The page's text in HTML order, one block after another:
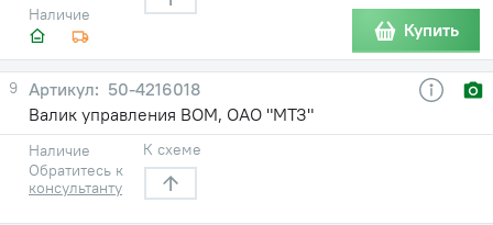
Наличие
Купить
9
50-4216018
Валик управления ВОМ, ОАО "МТЗ"
Наличие
Обратитесь к
консультанту
К схеме